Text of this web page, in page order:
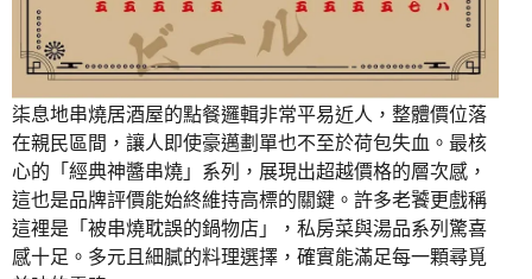
柒息地串燒居酒屋的點餐邏輯非常平易近人，整體價位落
在親民區間，讓人即使豪邁劃單也不至於荷包失血。最核
心的「經典神醬串燒」系列，展現出超越價格的層次感，
這也是品牌評價能始終維持高標的關鍵。許多老饕更戲稱
這裡是「被串燒耽誤的鍋物店」，私房菜與湯品系列驚喜
感十足。多元且細膩的料理選擇，確實能滿足每一顆尋覓